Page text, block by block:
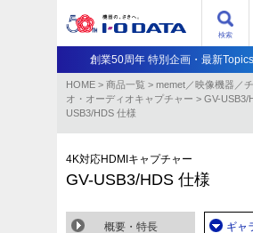
検索
創業50周年 特別企画・最新
HOME > 商品一覧 > memet／映像機器／
オ・オーディオキャプチャー > GV-USB3/
USB3/HDS 仕様
4K対応HDMIキャプチャー
GV-USB3/HDS 仕様
概要・特長 ギャ